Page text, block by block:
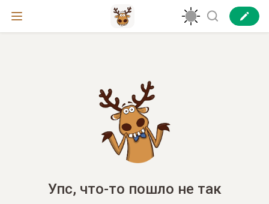
Упс, что-то пошло не так